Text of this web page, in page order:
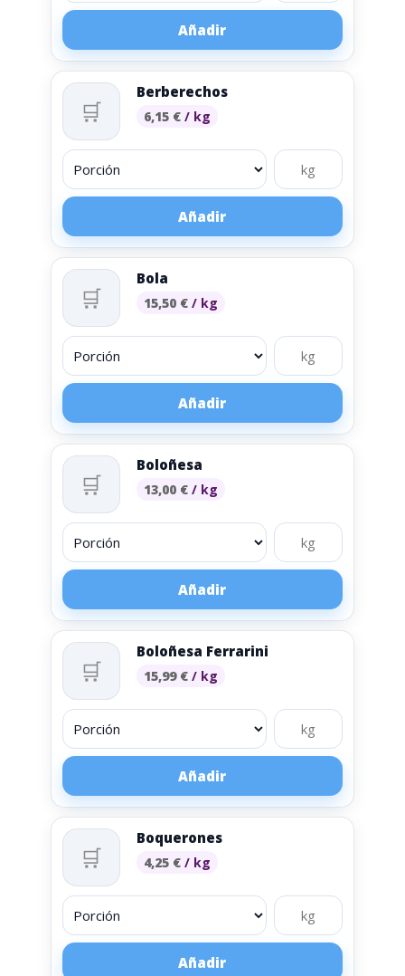
Añadir
🛒
Berberechos
6,15 € / kg
Añadir
🛒
Bola
15,50 € / kg
Añadir
🛒
Boloñesa
13,00 € / kg
Añadir
🛒
Boloñesa Ferrarini
15,99 € / kg
Añadir
🛒
Boquerones
4,25 € / kg
Añadir